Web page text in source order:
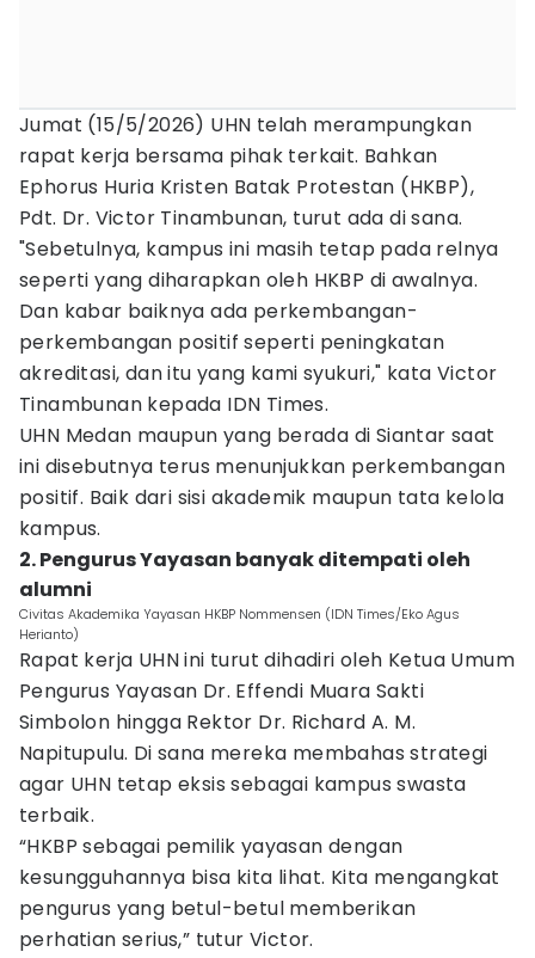
Jumat (15/5/2026) UHN telah merampungkan
rapat kerja bersama pihak terkait. Bahkan
Ephorus Huria Kristen Batak Protestan (HKBP),
Pdt. Dr. Victor Tinambunan, turut ada di sana.
"Sebetulnya, kampus ini masih tetap pada relnya
seperti yang diharapkan oleh HKBP di awalnya.
Dan kabar baiknya ada perkembangan-
perkembangan positif seperti peningkatan
akreditasi, dan itu yang kami syukuri," kata Victor
Tinambunan kepada IDN Times.
UHN Medan maupun yang berada di Siantar saat
ini disebutnya terus menunjukkan perkembangan
positif. Baik dari sisi akademik maupun tata kelola
kampus.
2. Pengurus Yayasan banyak ditempati oleh
alumni
Civitas Akademika Yayasan HKBP Nommensen (IDN Times/Eko Agus
Herianto)
Rapat kerja UHN ini turut dihadiri oleh Ketua Umum
Pengurus Yayasan Dr. Effendi Muara Sakti
Simbolon hingga Rektor Dr. Richard A. M.
Napitupulu. Di sana mereka membahas strategi
agar UHN tetap eksis sebagai kampus swasta
terbaik.
“HKBP sebagai pemilik yayasan dengan
kesungguhannya bisa kita lihat. Kita mengangkat
pengurus yang betul-betul memberikan
perhatian serius,” tutur Victor.